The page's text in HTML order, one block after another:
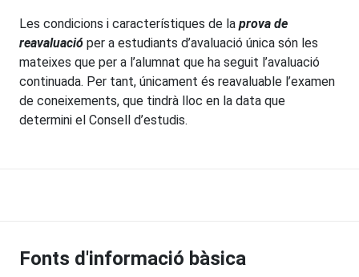
Les condicions i característiques de la prova de
reavaluació per a estudiants d’avaluació única són les
mateixes que per a l’alumnat que ha seguit l’avaluació
continuada. Per tant, únicament és reavaluable l’examen
de coneixements, que tindrà lloc en la data que
determini el Consell d’estudis.
Fonts d'informació bàsica